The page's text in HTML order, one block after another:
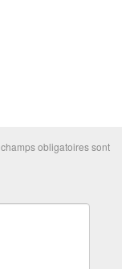
obligatoires sont